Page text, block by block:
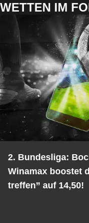
WETTEN IM
2. Bundesliga:
Winamax boostet
treffen” auf 14,50!